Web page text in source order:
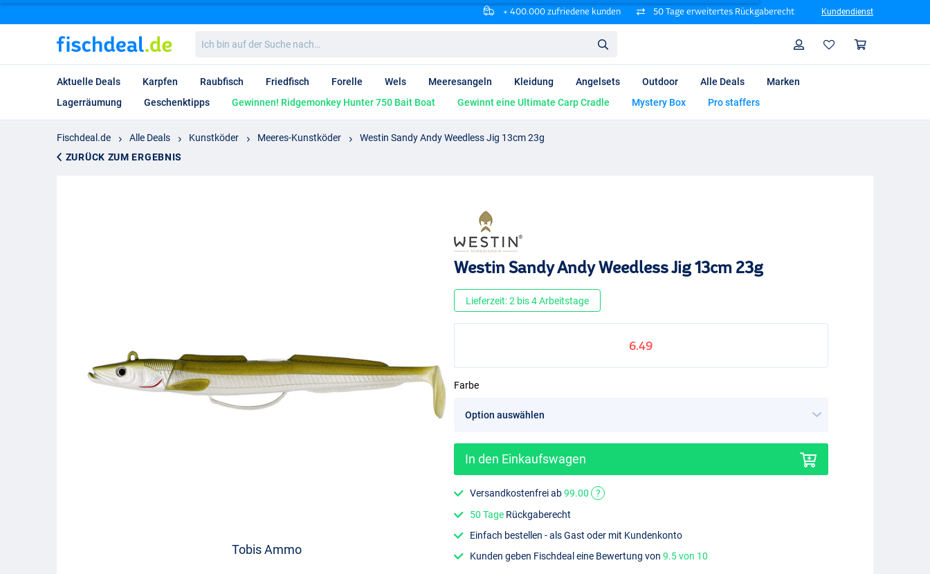
+ 400.000 zufriedene kunden 50 Tage erweitertes Rückgaberecht Kundendienst
bin
auf
Suche
nach…
Profil
Aktuelle Deals Karpfen Raubfisch Friedfisch Forelle Wels Meeresangeln Kleidung Angelsets Outdoor Alle Deals
Marken
Lagerräumung
Geschenktipps Gewinnen! Ridgemonkey Hunter 750 Bait Boat Gewinnt eine Ultimate Carp Cradle Mystery Box Pro staffers
Fischdeal.de Alle Deals Kunstköder Meeres-Kunstköder
Westin Sandy Andy Weedless Jig 13cm 23g
ZURÜCK ZUM ERGEBNIS
Tobis Ammo
Westin Sandy Andy Weedless Jig 13cm 23g
Lieferzeit: 2 bis 4 Arbeitstage
6.49
Farbe
In den Einkaufswagen
Versandkostenfrei ab99.00
?
50 Tage Rückgaberecht
Einfach bestellen - als Gast oder mit Kundenkonto
Kunden geben Fischdeal eine Bewertung von9.5 von 10